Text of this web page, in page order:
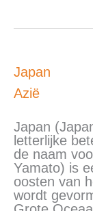
Japan
Azië
Japan
letterlijke
de naam
Yamato) is
oosten van
wordt
Japan